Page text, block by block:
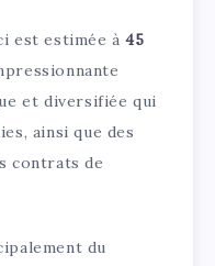
est estimée à45
et diversifiée qui
ainsi que des
contrats de
du